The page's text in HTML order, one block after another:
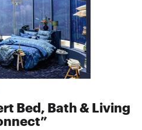
Bed, Bath & Living